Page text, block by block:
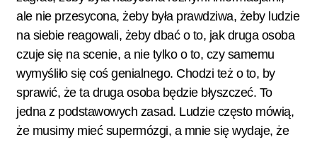
ale nie przesycona, żeby była prawdziwa, żeby ludzie
na siebie reagowali, żeby dbać o to, jak druga osoba
czuje się na scenie, a nie tylko o to, czy samemu
wymyśliło się coś genialnego. Chodzi też o to, by
sprawić, że ta druga osoba będzie błyszczeć. To
jedna z podstawowych zasad. Ludzie często mówią,
że musimy mieć supermózgi, a mnie się wydaje, że